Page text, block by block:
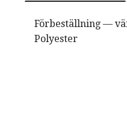
Förbeställning —
Polyester